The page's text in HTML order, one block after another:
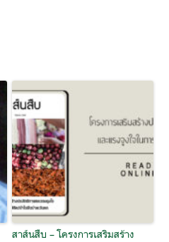
สาส์นสืบ – โครงการเสริมสร้าง